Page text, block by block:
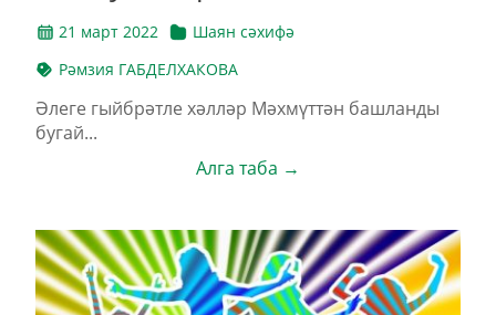
21 март 2022
Шаян сәхифә
Рәмзия ГАБДЕЛХАКОВА
Әлеге гыйбрәтле хәлләр Мәхмүттән башланды
бугай...
Алга таба →